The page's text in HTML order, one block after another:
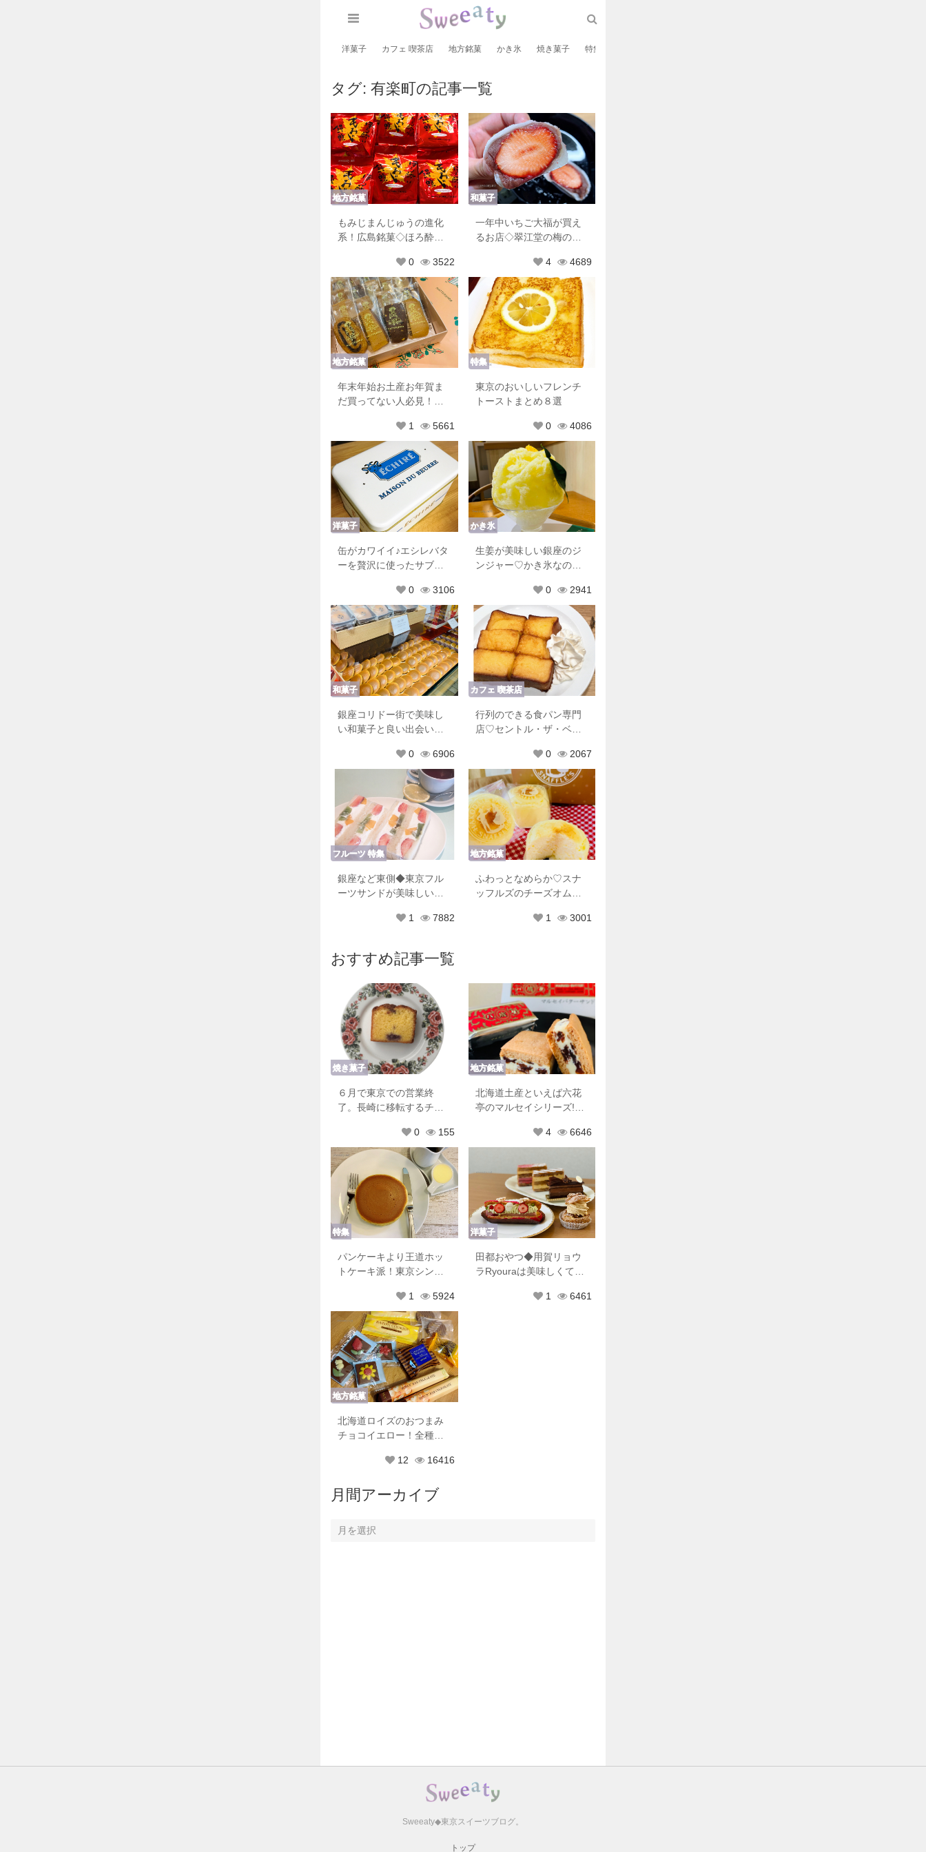
洋菓子 カフェ 喫茶店 地方銘菓 かき氷 焼き菓子 特集
タグ: 有楽町の記事一覧
地方銘菓
もみじまんじゅうの進化
系！広島銘菓◇ほろ酔い
0
3522
和菓子
一年中いちご大福が買え
るお店◇翠江堂の梅のお
4 4689
地方銘菓
年末年始お土産お年賀ま
だ買ってない人必見！帰
め東京土産8選♪1 5661
特集
東京のおいしいフレンチ
トーストまとめ８選
0 4086
洋菓子
缶がカワイイ♪エシレバタ
ーを贅沢に使ったサブレ
0
3106
かき氷
生姜が美味しい銀座のジ
ンジャー♡かき氷なのに
0
2941
和菓子
銀座コリドー街で美味し
い和菓子と良い出会い♡
0 6906
カフェ 喫茶店
行列のできる食パン専門
店♡セントル・ザ・ベー
0 2067
フルーツ 特集
銀座など東側◆東京フル
ーツサンドが美味しいお
1
7882
地方銘菓
ふわっとなめらか♡スナ
ッフルズのチーズオムレ
1
3001
おすすめ記事一覧
焼き菓子
６月で東京での営業終
了。長崎に移転するチリ
0
155
地方銘菓
北海道土産といえば六花
亭のマルセイシリーズ!他
4
6646
特集
パンケーキより王道ホッ
トケーキ派！東京シンプ
1
5924
洋菓子
田都おやつ◆用賀リョウ
ラRyouraは美味しくて可
1 6461
地方銘菓
北海道ロイズのおつまみ
チョコイエロー！全種類
12
16416
月間アーカイブ
Sweeaty◆東京スイーツブログ。
トップ